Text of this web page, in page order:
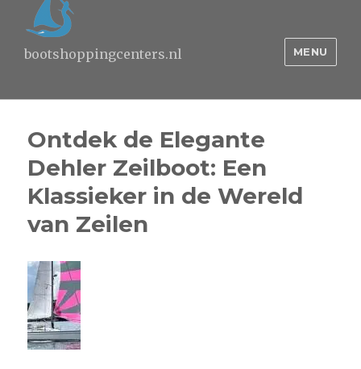
bootshoppingcenters.nl MENU
Ontdek de Elegante
Dehler Zeilboot: Een
Klassieker in de Wereld
van Zeilen